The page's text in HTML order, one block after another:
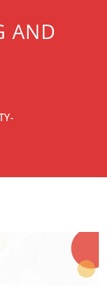
AND